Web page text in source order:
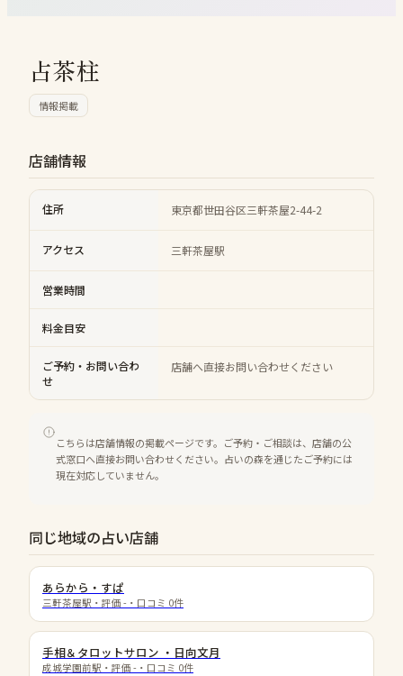
占茶柱
情報掲載
店舗情報
住所 東京都世田谷区三軒茶屋2-44-2
アクセス 三軒茶屋駅
営業時間
料金目安
ご予約・お問い合わ
せ
店舗へ直接お問い合わせください
こちらは店舗情報の掲載ページです。ご予約・ご相談は、店舗の公
式窓口へ直接お問い合わせください。占いの森を通じたご予約には
現在対応していません。
同じ地域の占い店舗
あらから・すぱ
三軒茶屋駅 ・評価 - ・口コミ 0件
手相＆タロットサロン ・日向文月
成城学園前駅 ・評価 - ・口コミ 0件